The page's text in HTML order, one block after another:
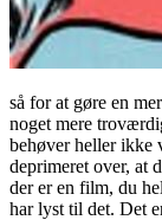
så for at gøre en
noget mere
behøver heller ikke
deprimeret over, at
der er en film, du
har lyst til det. Det